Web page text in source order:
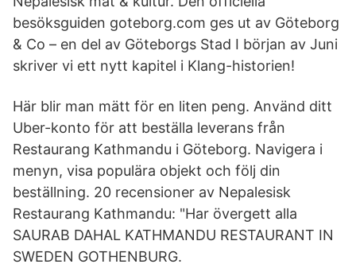
besöksguiden goteborg.com ges ut av Göteborg
& Co – en del av Göteborgs Stad I början av Juni
skriver vi ett nytt kapitel i Klang-historien!
Här blir man mätt för en liten peng. Använd ditt
Uber-konto för att beställa leverans från
Restaurang Kathmandu i Göteborg. Navigera i
menyn, visa populära objekt och följ din
beställning. 20 recensioner av Nepalesisk
Restaurang Kathmandu: "Har övergett alla
SAURAB DAHAL KATHMANDU RESTAURANT IN
SWEDEN GOTHENBURG.